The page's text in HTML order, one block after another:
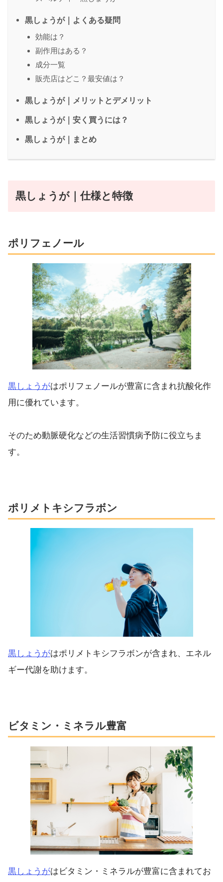
黒しょうが｜よくある疑問
効能は？
副作用はある？
成分一覧
販売店はどこ？最安値は？
黒しょうが｜メリットとデメリット
黒しょうが｜安く買うには？
黒しょうが｜まとめ
黒しょうが｜仕様と特徴
ポリフェノール
黒しょうがはポリフェノールが豊富に含まれ抗酸化作
用に優れています。
そのため動脈硬化などの生活習慣病予防に役立ちま
す。
ポリメトキシフラボン
黒しょうがはポリメトキシフラボンが含まれ、エネル
ギー代謝を助けます。
ビタミン・ミネラル豊富
黒しょうがはビタミン・ミネラルが豊富に含まれてお